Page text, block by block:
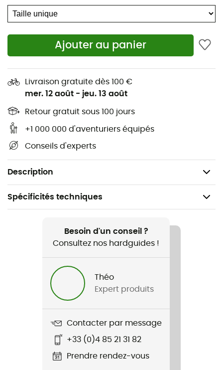
Ajouter au panier
Livraison gratuite dès 100 €
mer. 12 août - jeu. 13 août
Retour gratuit sous 100 jours
+1 000 000 d'aventuriers équipés
Conseils d'experts
Description
(500 ml)
1 couvercle qui fonctionne comme une assiette
(900 ml)
1 contenant SnapBox Original (170 ml)
1 goblet avec couvercle (260 ml)
1 planche à découper / passoire
1 fourchette / cuillère
1 élastique
Lavable au lave-vaisselle
Spécificités techniques
Randonnée / Trekking
Caractéristiques
Utilisable avec un micro-ondes / Lavable au lave-
canne à sucre / bioplastiques
Besoin d'un conseil ?
Consultez nos hardguides !
Théo
Expert produits
Contacter par message
+33 (0)4 85 21 31 82
Prendre rendez-vous